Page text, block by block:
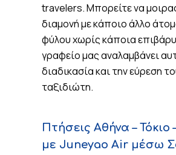
travelers. Μπορείτε να
διαμονή με κάποιο άλλο
φύλου χωρίς κάποια
γραφείο μας αναλαμβάνει
διαδικασία και την εύρεση
ταξιδιώτη.
Πτήσεις Αθήνα – Τόκιο
με Juneyao Air μέσω